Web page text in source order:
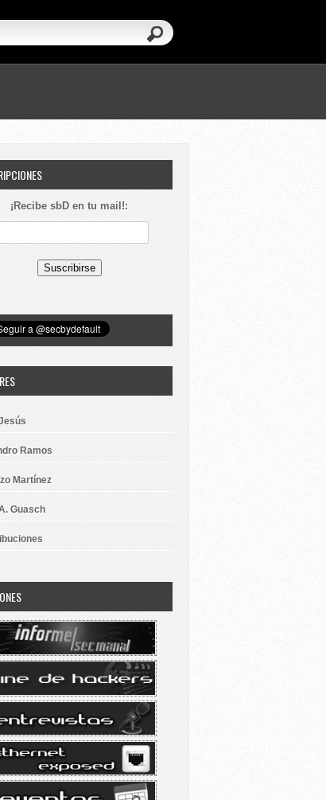
¡Recibe sbD en tu mail!:
Ramos
Martínez
Guasch